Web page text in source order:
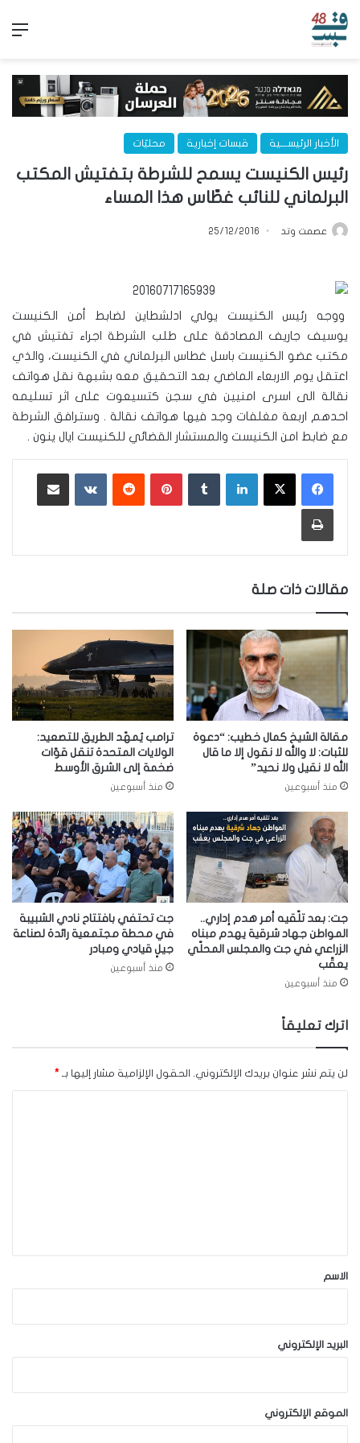
الأخبار الرئيســـية قبسات إخبارية محليّات
رئيس الكنيست يسمح للشرطة بتفتيش المكتب
البرلماني للنائب غطّاس هذا المساء
عصمت وتد 25/12/2016
ووجه رئيس الكنيست يولي ادلشطاين لضابط أمن الكنيست
يوسيف جاريف المصادقة على طلب الشرطة اجراء تفتيش في
مكتب عضو الكنيست باسل غطاس البرلماني في الكنيست، والذي
اعتقل يوم الاربعاء الماضي بعد التحقيق معه بشبهة نقل هواتف
نقالة الى اسرى امنيين في سجن كتسيعوت على اثر تسليمه
احدهم اربعة مغلفات وجد فيها هواتف نقالة . وسترافق الشرطة
مع ضابط امن الكنيست والمستشار القضائي للكنيست ايال ينون .
لينكدإن بينتيريست ‏VKontakte
طباعة
مقالات ذات صلة
مقالة الشيخ كمال خطيب: “دعوة
للثبات: لا والله لا نقول إلا ما قال
الله لا نقيل ولا نحيد”
منذ أسبوعين
ترامب يُمهّد الطريق للتصعيد:
الولايات المتحدة تنقل قوّات
ضخمة إلى الشرق الأوسط
منذ أسبوعين
جت: بعد تلّقيه أمر هدم إداري..
المواطن جهاد شرقية يهدم مبناه
الزراعي في جت والمجلس المحلّي
يعقّب
منذ أسبوعين
جت تحتفي بافتتاح نادي الشبيبة
في محطة مجتمعية رائدة لصناعة
جيلٍ قيادي ومبادر
منذ أسبوعين
اترك تعليقاً
لن يتم نشر عنوان بريدك الإلكتروني. الحقول الإلزامية مشار إليها بـ *
*الاسم
البريد الإلكتروني
الموقع الإلكتروني